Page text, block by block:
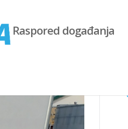
Raspored događanja